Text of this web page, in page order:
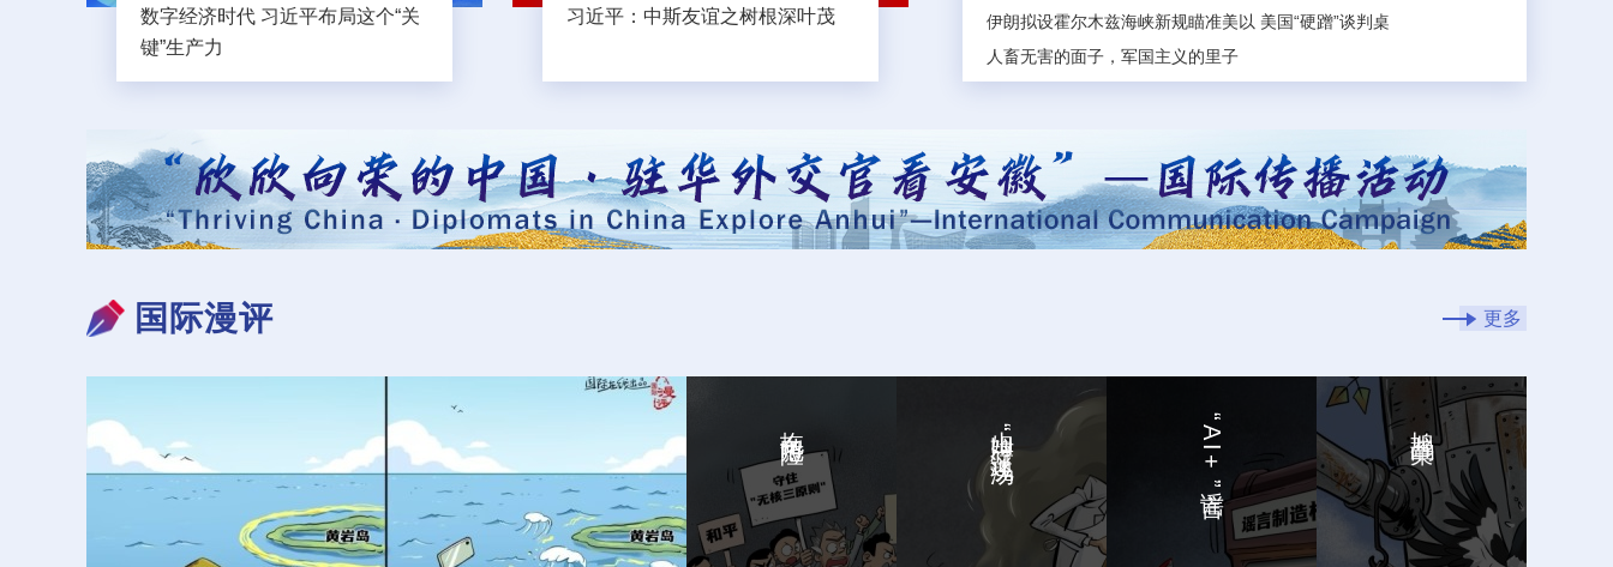
数字经济时代 习近平布局这个“关
键”生产力
习近平：中斯友谊之树根深叶茂
伊朗拟设霍尔木兹海峡新规瞄准美以 美国“硬蹭”谈判桌
日本新版《防卫白皮书》，满篇野心和谎言
比A4纸还要薄！我国高端钢材迎来密集突破
非遗“活”起来，乡村更精彩
风雨磨砺香如故
安心吹空调、远离“空调病”，不妨养成这些小习惯
国际漫评 更多
拖向危险！ 山姆牌“迷魂汤” “AI+谣言” 鸠占鹊巢